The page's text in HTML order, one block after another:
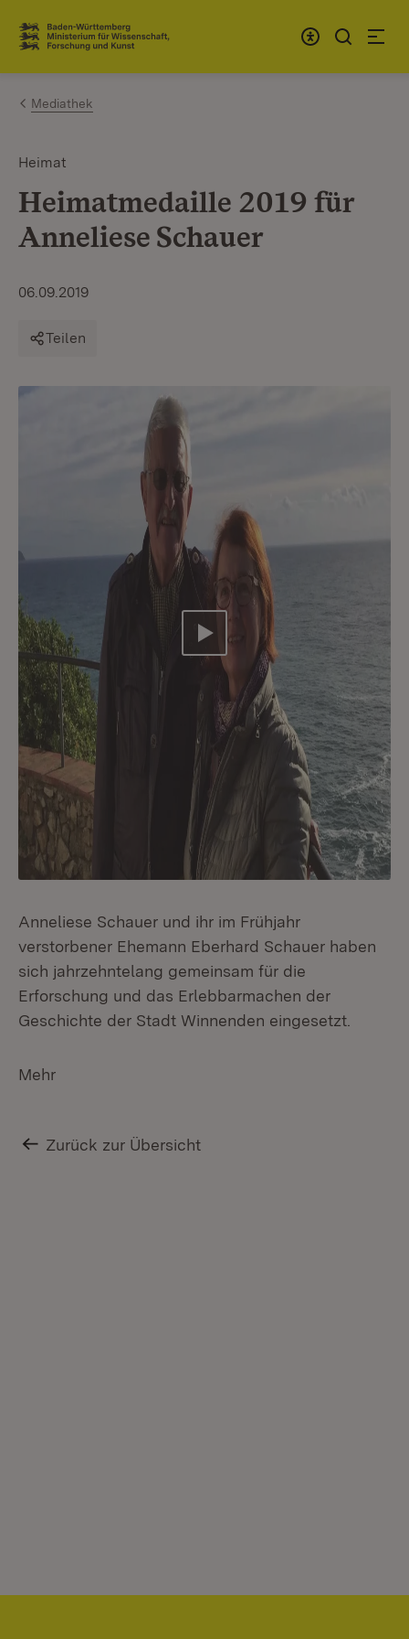
Zum Inhalt springen
Link zur Startseite
Mediathek
Heimat
Heimatmedaille 2019 für
Anneliese Schauer
06.09.2019
Teilen
Video abspielen
Anneliese Schauer und ihr im Frühjahr
verstorbener Ehemann Eberhard Schauer haben
sich jahrzehntelang gemeinsam für die
Erforschung und das Erlebbarmachen der
Geschichte der Stadt Winnenden eingesetzt.
Mehr
Zurück zur Übersicht